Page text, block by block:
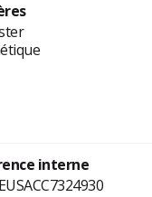
interne